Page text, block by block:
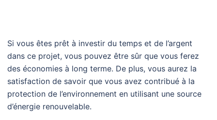
Si vous êtes prêt à investir du temps et de l’argent
dans ce projet, vous pouvez être sûr que vous ferez
des économies à long terme. De plus, vous aurez la
satisfaction de savoir que vous avez contribué à la
protection de l’environnement en utilisant une source
d’énergie renouvelable.